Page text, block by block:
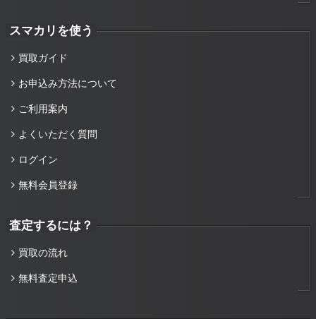
スマカリを使う
買取ガイド
お申込み方法について
ご利用案内
よくいただく質問
ログイン
無料会員登録
査定するには？
買取の流れ
無料査定申込